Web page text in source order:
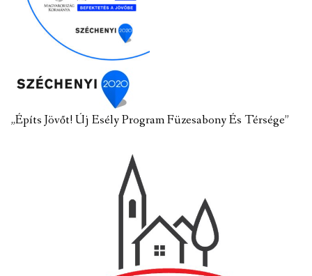
„Építs Jövőt! Új Esély Program Füzesabony És Térsége”